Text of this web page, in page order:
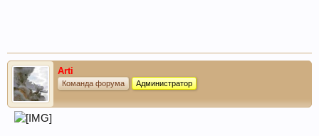
Arti
Команда форума Администратор